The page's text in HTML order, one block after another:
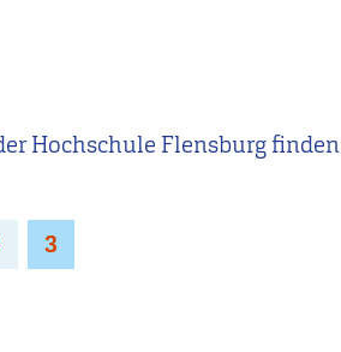
Hochschule Flensburg finden
Page
3